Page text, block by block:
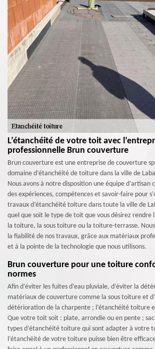
L’étanchéité de votre toit avec
professionnelle Brun couverture
Brun couverture est une entreprise de couverture
domaine d’étanchéité de toiture dans la ville de
Nous avons à notre disposition une équipe d’artisan
des expériences, compétences et savoir-faire pour
travaux d’étanchéité toiture dans toute la ville de
quel que soit le type de toit que vous désirez rendre
la toiture, la sous toiture ou la toiture-terrasse.
la fiabilité de nos travaux, grâce aux matériaux
et à la pointe de la technologie que nous utilisons.
Brun couverture pour une toiture
normes
Afin d’éviter les fuites d’eau pluviale, d’éviter la
matériaux de couverture comme la sous toiture et
détérioration de la charpente ; l’étanchéité toiture
Que votre toit soit : plate, arrondie ou en pente ;
types d’étanchéité toiture qui sont adapter à votre
l’étanchéité de votre toiture puisse bien être